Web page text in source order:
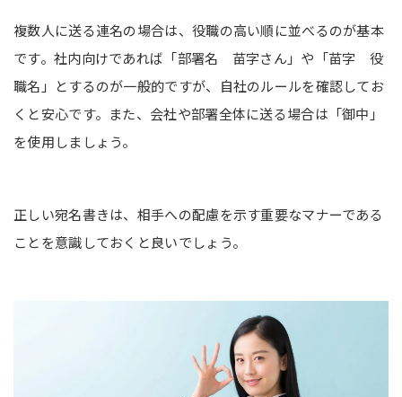
複数人に送る連名の場合は、役職の高い順に並べるのが基本
です。社内向けであれば「部署名 苗字さん」や「苗字 役
職名」とするのが一般的ですが、自社のルールを確認してお
くと安心です。また、会社や部署全体に送る場合は「御中」
を使用しましょう。
正しい宛名書きは、相手への配慮を示す重要なマナーである
ことを意識しておくと良いでしょう。